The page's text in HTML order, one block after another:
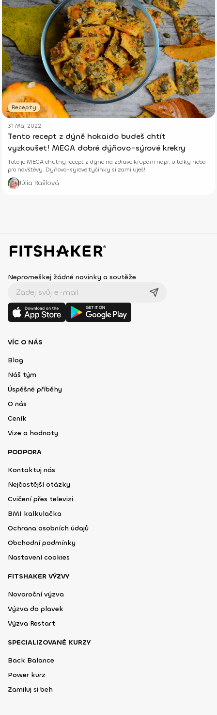
Recepty
31 Máj 2022
Tento recept z dýně hokaido budeš chtít
vyzkoušet! MEGA dobré dýňovo-sýrové krekry
Toto je MEGA chutný recept z dýně na zdravé křupání např. u telky nebo
pro návštěvy. Dýňovo-sýrové tyčinky si zamiluješ!
Júlia Rašlová
Nepromeškej žádné novinky a soutěže
VÍC O NÁS
Blog
Náš tým
Úspěšné příběhy
O nás
Ceník
Vize a hodnoty
PODPORA
Kontaktuj nás
Nejčastější otázky
Cvičení přes televizi
BMI kalkulačka
Ochrana osobních údajů
Obchodní podmínky
Nastavení cookies
FITSHAKER VÝZVY
Novoroční výzva
Výzva do plavek
Výzva Restart
SPECIALIZOVANÉ KURZY
Back Balance
Power kurz
Zamiluj si beh